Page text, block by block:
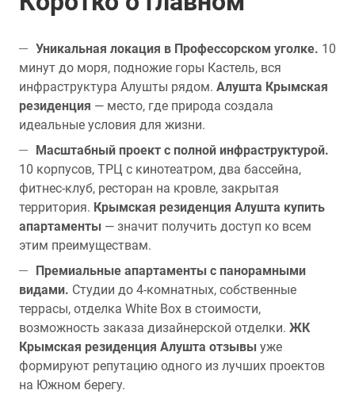
Уникальная локация в Профессорском уголке. 10
минут до моря, подножие горы Кастель, вся
инфраструктура Алушты рядом. Алушта Крымская
резиденция — место, где природа создала
идеальные условия для жизни.
Масштабный проект с полной инфраструктурой.
10 корпусов, ТРЦ с кинотеатром, два бассейна,
фитнес-клуб, ресторан на кровле, закрытая
территория. Крымская резиденция Алушта купить
апартаменты — значит получить доступ ко всем
этим преимуществам.
Премиальные апартаменты с панорамными
видами. Студии до 4-комнатных, собственные
террасы, отделка White Box в стоимости,
возможность заказа дизайнерской отделки. ЖК
Крымская резиденция Алушта отзывы уже
формируют репутацию одного из лучших проектов
на Южном берегу.